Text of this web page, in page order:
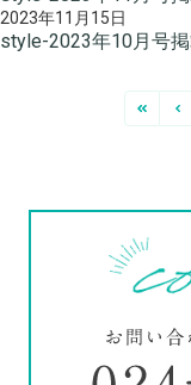
2023年11月15日
style-2023年10月号